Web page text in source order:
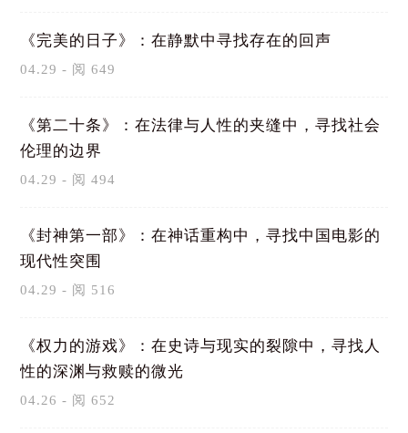
《完美的日子》：在静默中寻找存在的回声
04.29 - 阅 649
《第二十条》：在法律与人性的夹缝中，寻找社会
伦理的边界
04.29 - 阅 494
《封神第一部》：在神话重构中，寻找中国电影的
现代性突围
04.29 - 阅 516
《权力的游戏》：在史诗与现实的裂隙中，寻找人
性的深渊与救赎的微光
04.26 - 阅 652